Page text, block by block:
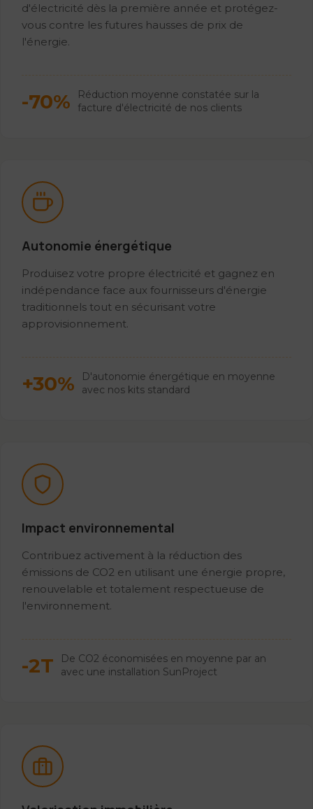
d'électricité dès la première année et protégez-
vous contre les futures hausses de prix de
l'énergie.
-70%
Réduction moyenne constatée sur la
facture d'électricité de nos clients
Autonomie énergétique
Produisez votre propre électricité et gagnez en
indépendance face aux fournisseurs d'énergie
traditionnels tout en sécurisant votre
approvisionnement.
+30%
D'autonomie énergétique en moyenne
avec nos kits standard
Impact environnemental
Contribuez activement à la réduction des
émissions de CO2 en utilisant une énergie propre,
renouvelable et totalement respectueuse de
l'environnement.
-2T
De CO2 économisées en moyenne par an
avec une installation SunProject